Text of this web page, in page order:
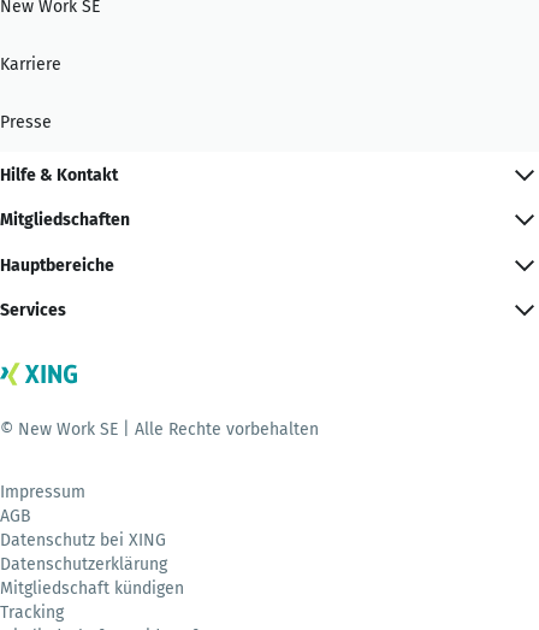
New Work SE
Karriere
Presse
Hilfe & Kontakt
Mitgliedschaften
Hauptbereiche
Services
© New Work SE | Alle Rechte vorbehalten
Impressum
AGB
Datenschutz bei XING
Datenschutzerklärung
Mitgliedschaft kündigen
Tracking